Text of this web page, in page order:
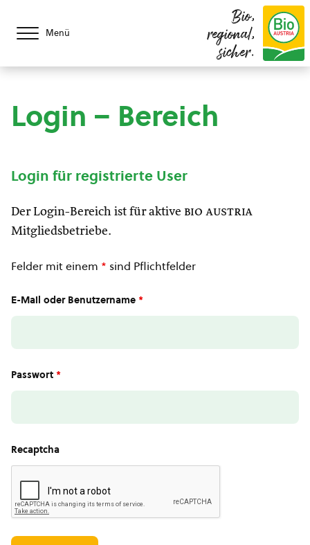
Menü
Bio,
regional,
sicher.
Login – Bereich
Login für registrierte User
Der Login-Bereich ist für aktive bio austria
Mitgliedsbetriebe.
Felder mit einem * sind Pflichtfelder
E-Mail oder Benutzername *
Passwort *
Recaptcha